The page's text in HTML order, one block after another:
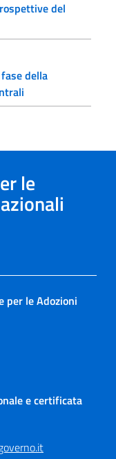
del
della
le
per le Adozioni
e certificata